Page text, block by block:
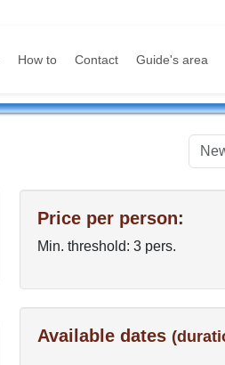
How to Contact Guide's area
Price per person:
Min. threshold: 3 pers.
Available dates